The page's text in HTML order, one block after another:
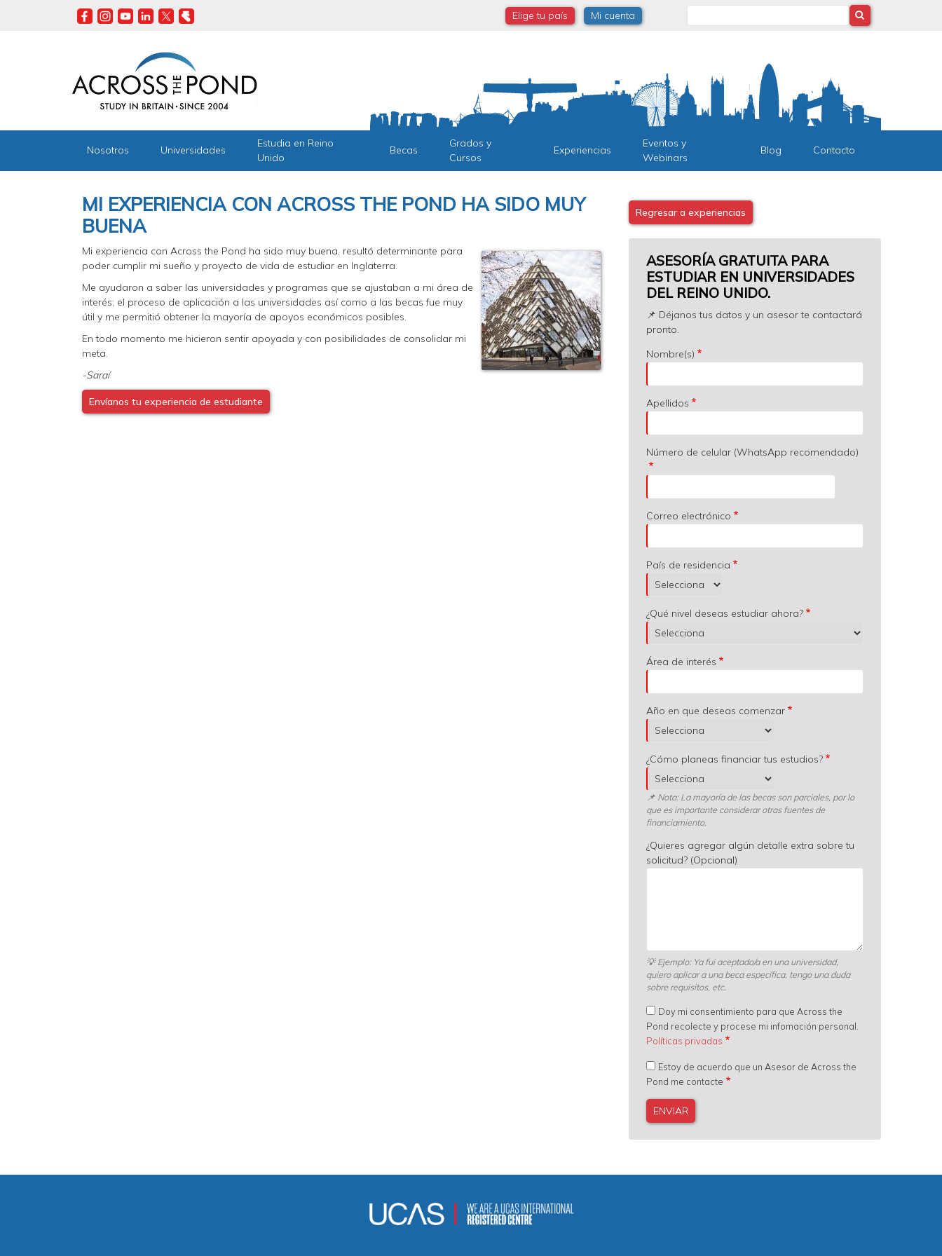
Elige tu país Mi cuenta
Nosotros Universidades
Estudia en Reino
Unido
Becas
Grados y
Cursos
Experiencias
Eventos y
Webinars
Blog Contacto
MI EXPERIENCIA CON ACROSS THE POND HA SIDO MUY
BUENA
Mi experiencia con Across the Pond ha sido muy buena, resultó determinante para
poder cumplir mi sueño y proyecto de vida de estudiar en Inglaterra.
Me ayudaron a saber las universidades y programas que se ajustaban a mi área de
interés; el proceso de aplicación a las universidades así como a las becas fue muy
útil y me permitió obtener la mayoría de apoyos económicos posibles.
En todo momento me hicieron sentir apoyada y con posibilidades de consolidar mi
meta.
-Saraí
Envíanos tu experiencia de estudiante
Regresar a experiencias
ASESORÍA GRATUITA PARA
ESTUDIAR EN UNIVERSIDADES
DEL REINO UNIDO.
📌 Déjanos tus datos y un asesor te contactará
pronto.
Nombre(s)
Apellidos
Número de celular (WhatsApp recomendado)
Correo electrónico
País de residencia
¿Qué nivel deseas estudiar ahora?
Área de interés
Año en que deseas comenzar
¿Cómo planeas financiar tus estudios?
📌 Nota: La mayoría de las becas son parciales, por lo
que es importante considerar otras fuentes de
financiamiento.
¿Quieres agregar algún detalle extra sobre tu
solicitud? (Opcional)
💡Ejemplo: Ya fui aceptado/a en una universidad,
quiero aplicar a una beca específica, tengo una duda
sobre requisitos, etc.
Doy mi consentimiento para que Across the
Pond recolecte y procese mi infomación personal.
Políticas privadas
Estoy de acuerdo que un Asesor de Across the
Pond me contacte